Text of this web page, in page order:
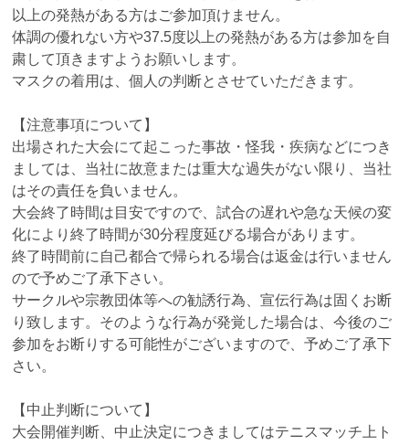
以上の発熱がある方はご参加頂けません。
体調の優れない方や37.5度以上の発熱がある方は参加を自
粛して頂きますようお願いします。
マスクの着用は、個人の判断とさせていただきます。
【注意事項について】
出場された大会にて起こった事故・怪我・疾病などにつき
ましては、当社に故意または重大な過失がない限り、当社
はその責任を負いません。
大会終了時間は目安ですので、試合の遅れや急な天候の変
化により終了時間が30分程度延びる場合があります。
終了時間前に自己都合で帰られる場合は返金は行いません
ので予めご了承下さい。
サークルや宗教団体等への勧誘行為、宣伝行為は固くお断
り致します。そのような行為が発覚した場合は、今後のご
参加をお断りする可能性がございますので、予めご了承下
さい。
【中止判断について】
大会開催判断、中止決定につきましてはテニスマッチ上ト